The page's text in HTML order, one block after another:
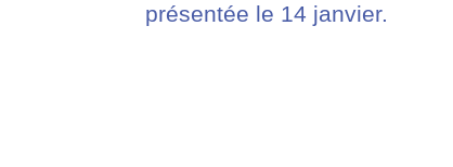
présentée le 14 janvier.